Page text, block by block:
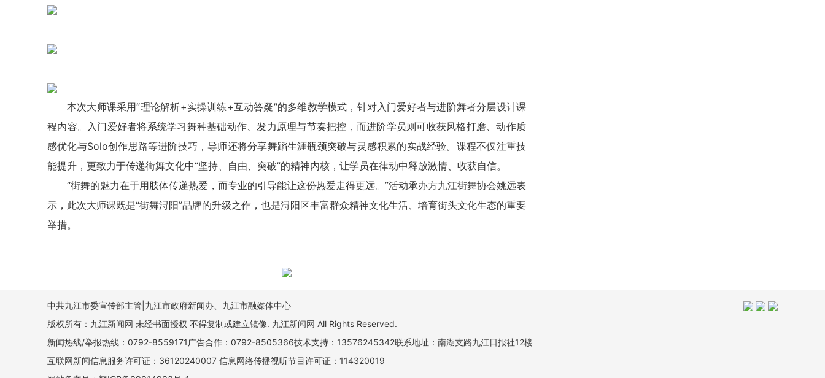
本次大师课采用“理论解析+实操训练+互动答疑”的多维教学模式，针对入门爱好者与进阶舞者分层设计课
程内容。入门爱好者将系统学习舞种基础动作、发力原理与节奏把控，而进阶学员则可收获风格打磨、动作质
感优化与Solo创作思路等进阶技巧，导师还将分享舞蹈生涯瓶颈突破与灵感积累的实战经验。课程不仅注重技
能提升，更致力于传递街舞文化中“坚持、自由、突破”的精神内核，让学员在律动中释放激情、收获自信。
“街舞的魅力在于用肢体传递热爱，而专业的引导能让这份热爱走得更远。”活动承办方九江街舞协会姚远表
示，此次大师课既是“街舞浔阳”品牌的升级之作，也是浔阳区丰富群众精神文化生活、培育街头文化生态的重要
举措。
中共九江市委宣传部主管|九江市政府新闻办、九江市融媒体中心
版权所有：九江新闻网 未经书面授权 不得复制或建立镜像. 九江新闻网 All Rights Reserved.
新闻热线/举报热线：0792-8559171广告合作：0792-8505366技术支持：13576245342联系地址：南湖支路九江日报社12楼
互联网新闻信息服务许可证：36120240007 信息网络传播视听节目许可证：114320019